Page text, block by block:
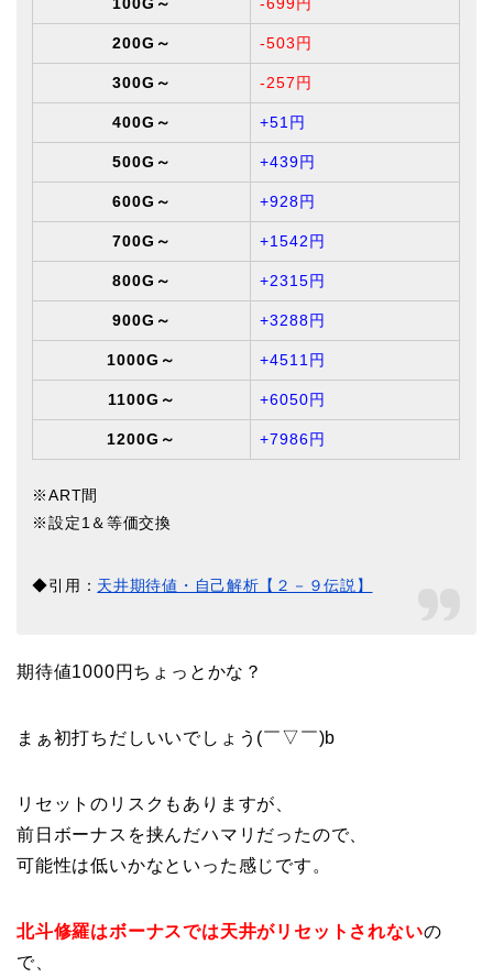
200G～ -503円
300G～ -257円
400G～ +51円
500G～ +439円
600G～ +928円
700G～ +1542円
800G～ +2315円
900G～ +3288円
1000G～ +4511円
1100G～ +6050円
1200G～ +7986円
※ART間
※設定1＆等価交換
◆引用： 天井期待値・自己解析【２－９伝説】
期待値1000円ちょっとかな？
まぁ初打ちだしいいでしょう(￣▽￣)b
リセットのリスクもありますが、
前日ボーナスを挟んだハマリだったので、
可能性は低いかなといった感じです。
北斗修羅はボーナスでは天井がリセットされないの
で、